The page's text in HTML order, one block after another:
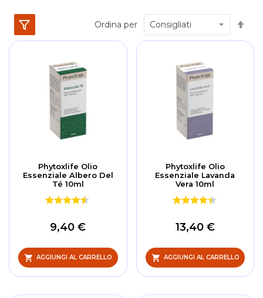
Ordina per
Phytoxlife Olio
Essenziale Albero Del
Té 10ml
9,40 €
AGGIUNGI AL CARRELLO
Phytoxlife Olio
Essenziale Lavanda
Vera 10ml
13,40 €
AGGIUNGI AL CARRELLO